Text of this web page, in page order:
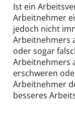
Ist ein
Arbeitnehmer
jedoch nicht
Arbeitnehmers
oder sogar
Arbeitnehmers
erschweren
Arbeitnehmer
besseres